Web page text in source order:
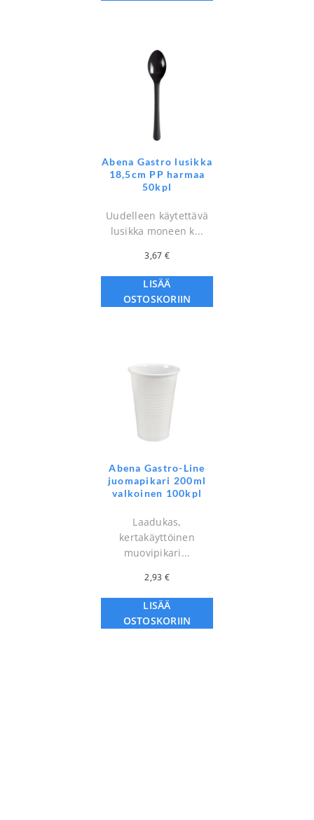
Abena Gastro lusikka
18,5cm PP harmaa
50kpl
Uudelleen käytettävä
lusikka moneen k...
3,67 €
LISÄÄ
OSTOSKORIIN
Abena Gastro-Line
juomapikari 200ml
valkoinen 100kpl
Laadukas,
kertakäyttöinen
muovipikari...
2,93 €
LISÄÄ
OSTOSKORIIN